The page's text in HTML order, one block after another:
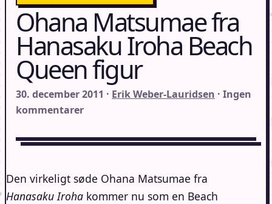
Ohana Matsumae fra
Hanasaku Iroha Beach
Queen figur
30. december 2011 · Erik Weber-Lauridsen · Ingen
kommentarer
Den virkeligt søde Ohana Matsumae fra
Hanasaku Iroha kommer nu som en Beach